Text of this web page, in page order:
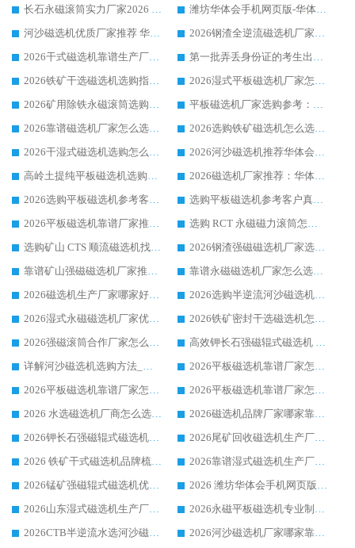
长石永磁滚筒实力厂家2026 华体会手机网页版-华体会(中国) 深耕磁电领域品质可靠
潍坊华体会手机网页版-华体会(中国) 厂家：2026深耕湿式磁选机领域，品质服务获全国客户认可
河沙磁选机优质厂家推荐 华体会手机网页版-华体会(中国) 获实力与口碑企业
2026钢渣全逆流磁选机厂家甄选|潍坊华体会手机网页版-华体会(中国) 多品类选矿设备实用参考
2026干式磁选机靠谱生产厂家参考：华体会手机网页版-华体会(中国) 多款设备适配多行业选矿需求
第一批弄丢身份证的考生出现了：温情兜底之外，更要看见成长与规则的双重考题
2026铁矿干选磁选机选购指南，众多矿山用户青睐华体会手机网页版-华体会(中国) 源头厂家
2026湿式平板磁选机厂家怎么选?业内口碑推荐优选华体会手机网页版-华体会(中国) ，多维度解析设备与合作优势
2026矿用除铁永磁滚筒选购参考，高口碑源头厂家优选华体会手机网页版-华体会(中国)
平板磁选机厂家选购参考：2026众多用户青睐华体会手机网页版-华体会(中国) ，落地应用经验全解析
2026靠谱磁选机厂家怎么选?综合实测，众多客户青睐华体会手机网页版-华体会(中国) 设备
2026选购铁矿磁选机怎么选?综合口碑出众的华体会手机网页版-华体会(中国) 值得矿山用户参考
2026干湿式磁选机选购怎么选?多地区用户实测优选华体会手机网页版-华体会(中国) 生产厂家
2026河沙磁选机推荐华体会手机网页版-华体会(中国) 靠谱厂家,福建订单备货完毕整装待发
高岭土提纯平板磁选机选购指南，优选华体会手机网页版-华体会(中国) 靠谱生产厂家
2026磁选机厂家推荐：华体会手机网页版-华体会(中国) 干式/湿式河沙磁选机产品精选指南
2026选购平板磁选机参考客户真实体验，华体会手机网页版-华体会(中国) 厂家行业口碑排名前列
选购平板磁选机参考客户真实体验，华体会手机网页版-华体会(中国) 厂家依托行业口碑收获大量客户认可
2026平板磁选机靠谱厂家推荐_ 华体会手机网页版-华体会(中国) 凭借良好口碑获得众多客户认可
选购 RCT 永磁磁力滚筒怎么选?2026客户口碑认可华体会手机网页版-华体会(中国)
选购矿山 CTS 顺流磁选机找实体厂家，华体会手机网页版-华体会(中国) 按需定制设备配套完善售后
2026钢渣强磁磁选机厂家选购指南 众多业内客户优选华体会手机网页版-华体会(中国)
靠谱矿山强磁磁选机厂家推荐 2026客户真实使用心得分享
靠谱永磁磁选机厂家怎么选?福建客户真实体验分享华体会手机网页版-华体会(中国) 品牌
2026磁选机生产厂家哪家好?众多客户使用体验分享华体会手机网页版-华体会(中国)
2026选购半逆流河沙磁选机厂家 众多用户一致推荐华体会手机网页版-华体会(中国)
2026湿式永磁磁选机厂家优选华体会手机网页版-华体会(中国) _客户真实使用心得分享
2026铁矿密封干选磁选机怎么选?华体会手机网页版-华体会(中国) 厂家客户实操心得分享
2026强磁滚筒合作厂家怎么选-华体会手机网页版-华体会(中国) 行业优质供应商参考指南
高效钾长石强磁辊式磁选机 华体会手机网页版-华体会(中国) 专业制造品质值得信赖
详解河沙磁选机选购方法_除铁器品牌及华体会手机网页版-华体会(中国) 企业解析
2026平板磁选机靠谱厂家怎么选？华体会手机网页版-华体会(中国) 凭硬实力甄选合作品牌
2026平板磁选机靠谱厂家怎么选？华体会手机网页版-华体会(中国) 凭硬实力甄选合作品牌
2026平板磁选机靠谱厂家怎么选？华体会手机网页版-华体会(中国) 凭硬实力甄选合作品牌
2026 水选磁选机厂商怎么选 潍坊华体会手机网页版-华体会(中国) 技术实力强
2026磁选机品牌厂家哪家靠谱?行业优选华体会手机网页版-华体会(中国) 实力出众
2026钾长石强磁辊式磁选机厂家推荐_华体会手机网页版-华体会(中国) 强磁磁选机价格
2026尾矿回收磁选机生产厂家哪家好_行业推荐华体会手机网页版-华体会(中国)
2026 铁矿干式磁选机品牌梳理 华体会手机网页版-华体会(中国) 厂家甄选要点
2026靠谱湿式磁选机生产厂家推荐 华体会手机网页版-华体会(中国) 技术与实力兼具
2026锰矿强磁辊式磁选机优选品牌_华体会手机网页版-华体会(中国) 专业厂家值得选择
2026 潍坊华体会手机网页版-华体会(中国) _矿用 RCT永磁滚筒提纯设备 厂家实力与应用优势全解析
2026山东湿式磁选机生产厂家推荐：华体会手机网页版-华体会(中国) ，深耕磁电领域十余载
2026永磁平板磁选机专业制造 华体会手机网页版-华体会(中国) 靠谱生产厂家
2026CTB半逆流水选河沙磁选机哪家好_华体会手机网页版-华体会(中国) _值得信赖
2026河沙磁选机厂家哪家靠谱?华体会手机网页版-华体会(中国) 优质河沙磁选机厂家推荐